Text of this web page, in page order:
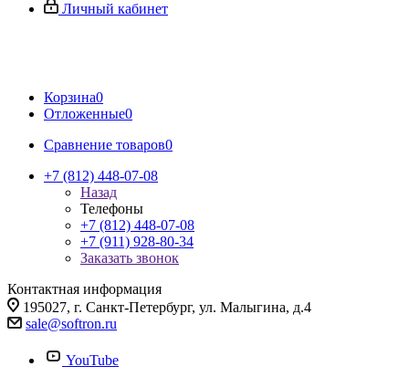
Личный кабинет
Корзина0
Отложенные0
Сравнение товаров0
+7 (812) 448-07-08
Назад
Телефоны
+7 (812) 448-07-08
+7 (911) 928-80-34
Заказать звонок
Контактная информация
195027, г. Санкт-Петербург, ул. Малыгина, д.4
sale@softron.ru
YouTube